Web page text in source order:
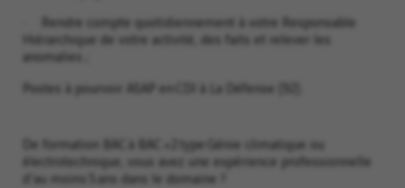
· Rendre compte quotidiennement à votre Responsable
Hiérarchique de votre activité, des faits et relever les
anomalies ;
Postes à pourvoir ASAP en CDI à La Défense (92).
De formation BAC à BAC +2 type Génie climatique ou
électrotechnique, vous avez une expérience professionnelle
d'au moins 5 ans dans le domaine ?